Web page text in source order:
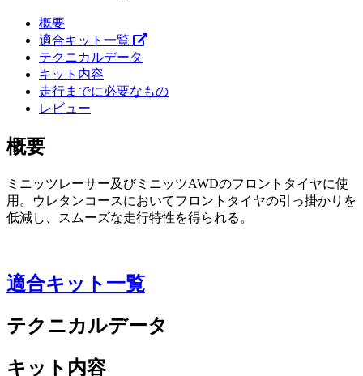
概要
適合キット一覧
テクニカルデータ
キット内容
走行までに必要なもの
レビュー
概要
ミニッツレーサー及びミニッツAWDのフロントタイヤに使
用。ウレタンコースにおいてフロントタイヤの引っ掛かりを
低減し、スムーズな走行特性を得られる。
適合キット一覧
テクニカルデータ
キット内容